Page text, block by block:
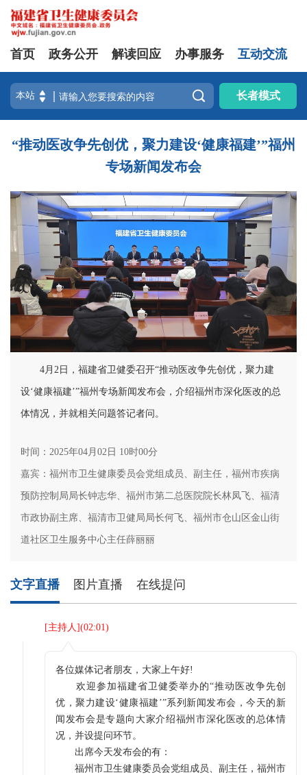
首页 政务公开 解读回应 办事服务 互动交流
 长者模式
“推动医改争先创优，聚力建设‘健康福建’”福州
专场新闻发布会
4月2日，福建省卫健委召开“推动医改争先创优，聚力建
设‘健康福建’”福州专场新闻发布会，介绍福州市深化医改的总
体情况，并就相关问题答记者问。
时间：2025年04月02日 10时00分
嘉宾：福州市卫生健康委员会党组成员、副主任，福州市疾病
预防控制局局长钟志华、福州市第二总医院院长林凤飞、福清
市政协副主席、福清市卫健局局长何飞、福州市仓山区金山街
道社区卫生服务中心主任薛丽丽
文字直播 图片直播 在线提问
[主持人](02:01)
各位媒体记者朋友，大家上午好!
欢迎参加福建省卫健委举办的“推动医改争先创
优，聚力建设‘健康福建’”系列新闻发布会，今天的新
闻发布会是专题向大家介绍福州市深化医改的总体情
况，并设提问环节。
出席今天发布会的有：
福州市卫生健康委员会党组成员、副主任，福州市